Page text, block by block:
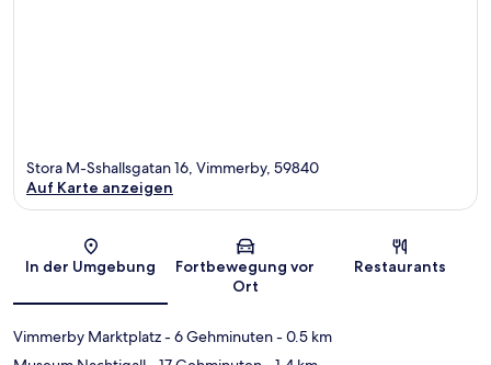
Karte
Stora M-Sshallsgatan 16, Vimmerby, 59840
Auf Karte anzeigen
In der Umgebung
Fortbewegung vor
Ort
Restaurants
Vimmerby Marktplatz- 6 Gehminuten- 0.5 km